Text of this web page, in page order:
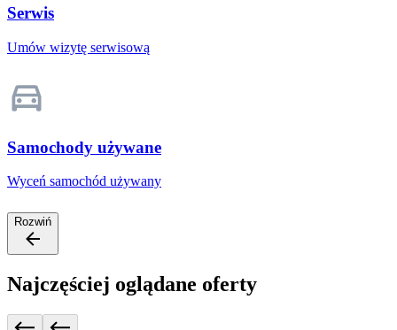
Serwis
Umów wizytę serwisową
Samochody używane
Wyceń samochód używany
Rozwiń
Najczęściej oglądane oferty